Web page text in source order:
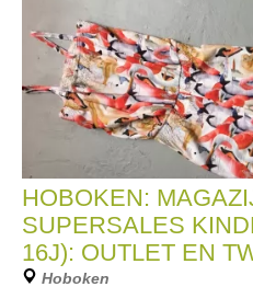
HOBOKEN:
SUPERSALES
16J): OUTLET EN
Hoboken